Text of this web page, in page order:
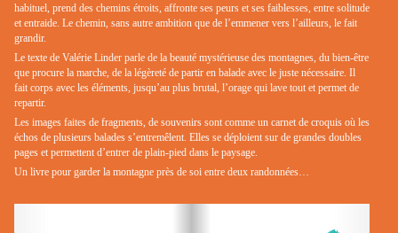
habituel, prend des chemins étroits, affronte ses peurs et ses faiblesses, entre solitude
et entraide. Le chemin, sans autre ambition que de l’emmener vers l’ailleurs, le fait
grandir.
Le texte de Valérie Linder parle de la beauté mystérieuse des montagnes, du bien-être
que procure la marche, de la légèreté de partir en balade avec le juste nécessaire. Il
fait corps avec les éléments, jusqu’au plus brutal, l’orage qui lave tout et permet de
repartir.
Les images faites de fragments, de souvenirs sont comme un carnet de croquis où les
échos de plusieurs balades s’entremêlent. Elles se déploient sur de grandes doubles
pages et permettent d’entrer de plain-pied dans le paysage.
Un livre pour garder la montagne près de soi entre deux randonnées…